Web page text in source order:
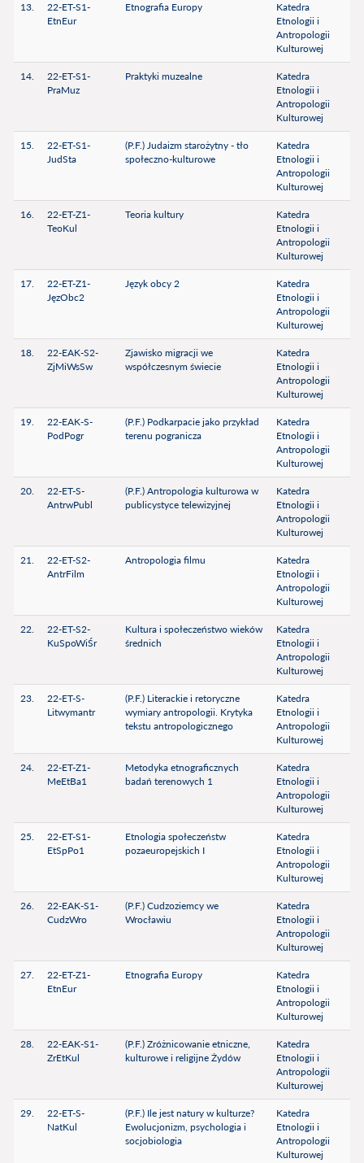
13.
22-ET-S1-
EtnEur
Etnografia Europy
Katedra
Etnologii i
Antropologii
Kulturowej
14.
22-ET-S1-
PraMuz
Praktyki muzealne
Katedra
Etnologii i
Antropologii
Kulturowej
15.
22-ET-S1-
JudSta
(P.F.) Judaizm starożytny - tło
społeczno-kulturowe
Katedra
Etnologii i
Antropologii
Kulturowej
16.
22-ET-Z1-
TeoKul
Teoria kultury
Katedra
Etnologii i
Antropologii
Kulturowej
17.
22-ET-Z1-
JęzObc2
Język obcy 2
Katedra
Etnologii i
Antropologii
Kulturowej
18.
22-EAK-S2-
ZjMiWsSw
Zjawisko migracji we
współczesnym świecie
Katedra
Etnologii i
Antropologii
Kulturowej
19.
22-EAK-S-
PodPogr
(P.F.) Podkarpacie jako przykład
terenu pogranicza
Katedra
Etnologii i
Antropologii
Kulturowej
20.
22-ET-S-
AntrwPubl
(P.F.) Antropologia kulturowa w
publicystyce telewizyjnej
Katedra
Etnologii i
Antropologii
Kulturowej
21.
22-ET-S2-
AntrFilm
Antropologia filmu
Katedra
Etnologii i
Antropologii
Kulturowej
22.
22-ET-S2-
KuSpoWiŚr
Kultura i społeczeństwo wieków
średnich
Katedra
Etnologii i
Antropologii
Kulturowej
23.
22-ET-S-
Litwymantr
(P.F.) Literackie i retoryczne
wymiary antropologii. Krytyka
tekstu antropologicznego
Katedra
Etnologii i
Antropologii
Kulturowej
24.
22-ET-Z1-
MeEtBa1
Metodyka etnograficznych
badań terenowych 1
Katedra
Etnologii i
Antropologii
Kulturowej
25.
22-ET-S1-
EtSpPo1
Etnologia społeczeństw
pozaeuropejskich I
Katedra
Etnologii i
Antropologii
Kulturowej
26.
22-EAK-S1-
CudzWro
(P.F.) Cudzoziemcy we
Wrocławiu
Katedra
Etnologii i
Antropologii
Kulturowej
27.
22-ET-Z1-
EtnEur
Etnografia Europy
Katedra
Etnologii i
Antropologii
Kulturowej
28.
22-EAK-S1-
ZrEtKul
(P.F.) Zróżnicowanie etniczne,
kulturowe i religijne Żydów
Katedra
Etnologii i
Antropologii
Kulturowej
29.
22-ET-S-
NatKul
(P.F.) Ile jest natury w kulturze?
Ewolucjonizm, psychologia i
socjobiologia
Katedra
Etnologii i
Antropologii
Kulturowej